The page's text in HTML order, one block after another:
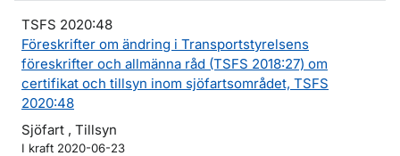
TSFS 2020:48
Föreskrifter om ändring i Transportstyrelsens
föreskrifter och allmänna råd (TSFS 2018:27) om
certifikat och tillsyn inom sjöfartsområdet, TSFS
2020:48
Sjöfart , Tillsyn
I kraft 2020-06-23